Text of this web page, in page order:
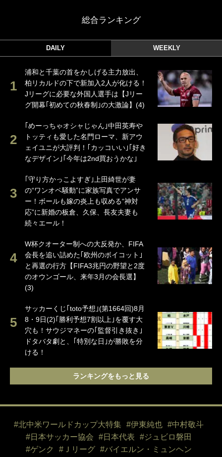
総合ランキング
DAILY WEEKLY
浦和と千葉の首をかしげる主力放出、
柏リカルドの下で新加入2人が化ける！
Jリーグに必要な外国人選手は【Jリー
グ開幕｢初めての秋春制｣の大激論】(4)
｢めーっちゃオシャじゃん｣中田英寿や
トッティも愛した名門ローマ、新アウ
ェイユニが大評判！｢カッコいい｣｢好き
なデザイン｣｢今年は2nd買おうかな｣
｢守り方かっこよすぎ｣上田綺世が妻
の“ワンオペ騒動”に家族写真でアンサ
ー！ボールも嫁の炎上も収める“神対
応”に新婚の板倉、久保、長友夫妻も
続々エール！
W杯クオーター制への大反発か、FIFA
会長を追い詰めた｢欧州のボイコット｣
と再選の行方【FIFA3兆円の野望と2度
のオウンゴール、来年3月の会長選】
(3)
サッカーくじ｢toto予想｣(第1664回)8月
8・9日(2)｢勝利予想7割以上｣を覆す大
穴も！サウジマネーの｢監督引き抜き｣
ドタバタ劇と、｢特別な日｣が勝敗を分
ける！
ランキングをもっと見る
#北中米ワールドカップ大特集 #伊東純也
#中村敬斗
#日本サッカー協会
#日本代表
#ジュビロ磐田
#ゲンク
#Ｊリーグ
#バイエルン・ミュンヘン